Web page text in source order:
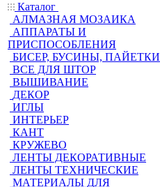
Каталог
АЛМАЗНАЯ МОЗАИКА
АППАРАТЫ И
ПРИСПОСОБЛЕНИЯ
БИСЕР, БУСИНЫ, ПАЙЕТКИ
ВСЕ ДЛЯ ШТОР
ВЫШИВАНИЕ
ДЕКОР
ИГЛЫ
ИНТЕРЬЕР
КАНТ
КРУЖЕВО
ЛЕНТЫ ДЕКОРАТИВНЫЕ
ЛЕНТЫ ТЕХНИЧЕСКИЕ
МАТЕРИАЛЫ ДЛЯ